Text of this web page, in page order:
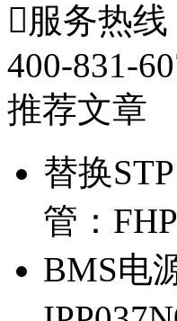
服务热线
400-831-
推荐文章
替换
管：
BMS电